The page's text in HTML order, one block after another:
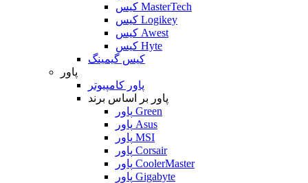
کیس MasterTech
کیس Logikey
کیس Awest
کیس Hyte
کیس گیمینگ
پاور
پاور کامپیوتر
پاور بر اساس برند
پاور Green
پاور Asus
پاور MSI
پاور Corsair
پاور CoolerMaster
پاور Gigabyte